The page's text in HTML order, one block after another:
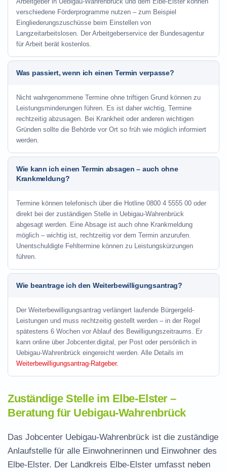
verschiedene Förderprogramme nutzen – zum Beispiel
Eingliederungszuschüsse beim Einstellen von
Langzeitarbeitslosen. Der Arbeitgeberservice der Bundesagentur
für Arbeit berät kostenlos.
Was passiert, wenn ich einen Termin verpasse?
Nicht wahrgenommene Termine ohne triftigen Grund können zu
Leistungsminderungen führen. Es ist daher wichtig, Termine
rechtzeitig abzusagen. Bei Krankheit oder anderen wichtigen
Gründen sollte die Behörde vor Ort so früh wie möglich informiert
werden.
Wie kann ich einen Termin absagen – auch ohne
Krankmeldung?
Termine können telefonisch über die Hotline 0800 4 5555 00 oder
direkt bei der zuständigen Stelle in Uebigau-Wahrenbrück
abgesagt werden. Eine Absage ist auch ohne Krankmeldung
möglich – wichtig ist, rechtzeitig vor dem Termin anzurufen.
Unentschuldigte Fehltermine können zu Leistungskürzungen
führen.
Wie beantrage ich den Weiterbewilligungsantrag?
Der Weiterbewilligungsantrag verlängert laufende Bürgergeld-
Leistungen und muss rechtzeitig gestellt werden – in der Regel
spätestens 6 Wochen vor Ablauf des Bewilligungszeitraums. Er
kann online über Jobcenter.digital, per Post oder persönlich in
Uebigau-Wahrenbrück eingereicht werden. Alle Details im
Weiterbewilligungsantrag-Ratgeber.
Zuständige Stelle im Elbe-Elster –
Beratung für Uebigau-Wahrenbrück
Das Jobcenter Uebigau-Wahrenbrück ist die zuständige
Anlaufstelle für alle Einwohnerinnen und Einwohner des
Elbe-Elster. Der Landkreis Elbe-Elster umfasst neben